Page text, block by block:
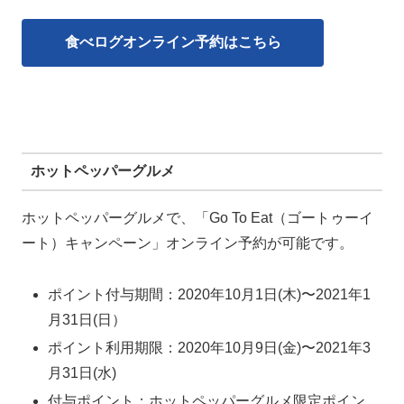
食べログオンライン予約はこちら
ホットペッパーグルメ
ホットペッパーグルメで、「Go To Eat（ゴートゥーイ
ート）キャンペーン」オンライン予約が可能です。
ポイント付与期間：2020年10月1日(木)〜2021年1
月31日(日）
ポイント利用期限：2020年10月9日(金)〜2021年3
月31日(水)
付与ポイント：ホットペッパーグルメ限定ポイン